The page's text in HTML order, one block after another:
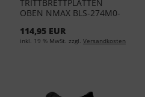
TRITTBRETTPLATTEN
OBEN NMAX BLS-274M0-
114,95 EUR
inkl. 19 % MwSt. zzgl. Versandkosten